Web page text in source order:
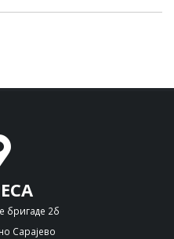
бригаде 2б
Сарајево